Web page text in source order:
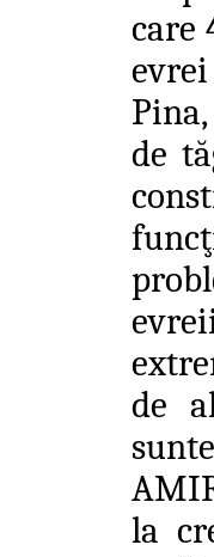
care
de
de
la